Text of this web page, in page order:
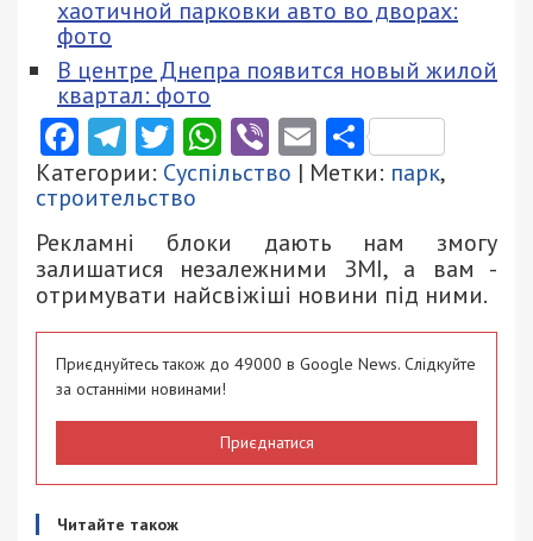
хаотичной парковки авто во дворах:
фото
В центре Днепра появится новый жилой
квартал: фото
Facebook
Telegram
Twitter
WhatsApp
ViberEmail
Категории: Суспільство | Метки: парк,
строительство
Рекламні блоки дають нам змогу
залишатися незалежними ЗМІ, а вам -
отримувати найсвіжіші новини під ними.
Приєднуйтесь також до 49000 в Google News. Слідкуйте
за останніми новинами!
Приєднатися
Читайте також